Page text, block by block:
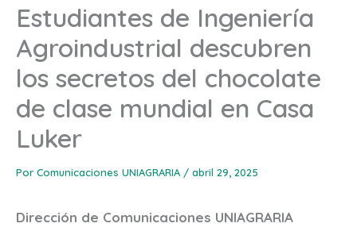
Estudiantes de Ingeniería
Agroindustrial descubren
los secretos del chocolate
de clase mundial en Casa
Luker
Por Comunicaciones UNIAGRARIA / abril 29, 2025
Dirección de Comunicaciones UNIAGRARIA